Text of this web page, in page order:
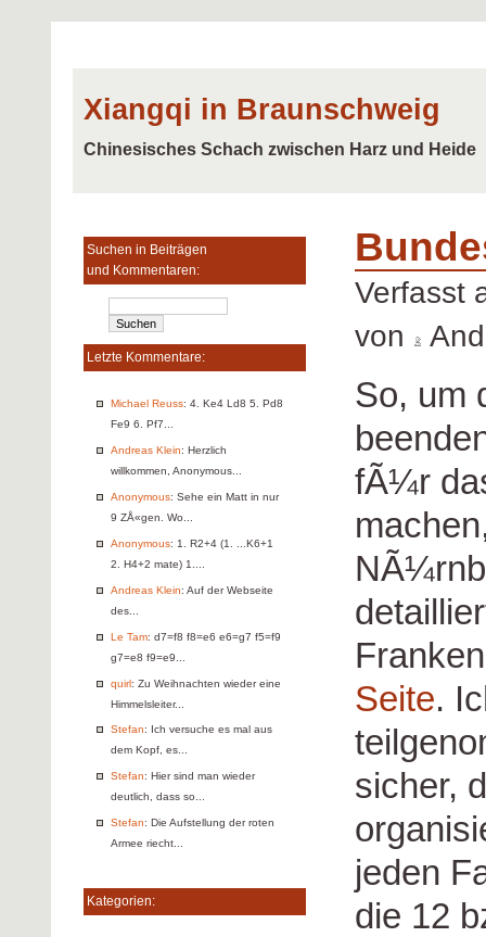
Xiangqi in Braunschweig
Chinesisches Schach zwischen Harz und Heide
Suchen in Beiträgen
und Kommentaren:
Letzte Kommentare:
Michael Reuss: 4. Ke4 Ld8 5. Pd8
Fe9 6. Pf7...
Andreas Klein: Herzlich
willkommen, Anonymous...
Anonymous: Sehe ein Matt in nur
9 ZÅ«gen. Wo...
Anonymous: 1. R2+4 (1. ...K6+1
2. H4+2 mate) 1....
Andreas Klein: Auf der Webseite
des...
Le Tam: d7=f8 f8=e6 e6=g7 f5=f9
g7=e8 f9=e9...
quirl: Zu Weihnachten wieder eine
Himmelsleiter...
Stefan: Ich versuche es mal aus
dem Kopf, es...
Stefan: Hier sind man wieder
deutlich, dass so...
Stefan: Die Aufstellung der roten
Armee riecht...
Kategorien:
Verfasst
von
So, um
fÃ¼r
Seite.
sicher,
jeden
die 12